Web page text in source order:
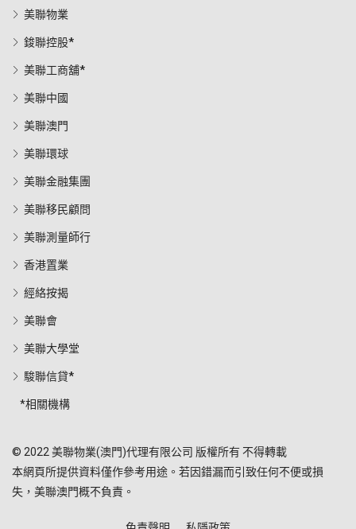
美聯物業
鋑聯控股*
美聯工商舖*
美聯中國
美聯澳門
美聯環球
美聯金融集團
美聯移民顧問
美聯測量師行
香港置業
經絡按揭
美聯會
美聯大學堂
駿聯信貸*
*相關機構
© 2022 美聯物業(澳門)代理有限公司 版權所有 不得轉載
本網頁所提供資料僅作參考用途。若因錯漏而引致任何不便或損
失，美聯澳門概不負責。